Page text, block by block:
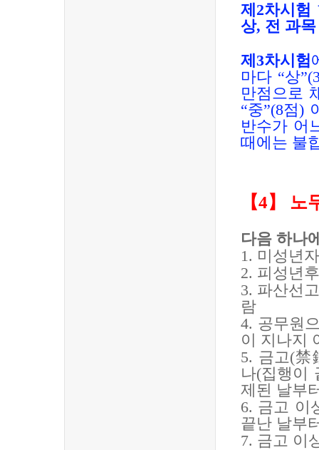
제 2차시험
상, 전 과
제 3차시험
마다 “상
만점으로
“중”(8점)
반수가 어
때에는 불
【4 】 노
다음 하나
1. 미성년자
2. 피성년
3. 파산선
람
4. 공무원
이 지나지
5. 금고(禁
나(집행이
제된 날부
6. 금고 이
끝난 날부
7. 금고 이